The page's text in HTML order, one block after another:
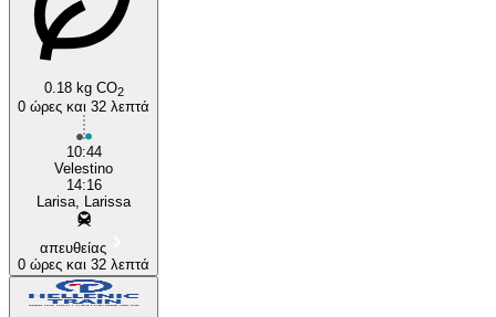
0.18 kg CO2
0 ώρες και 32 λεπτά
10:44
Velestino
14:16
Larisa, Larissa
απευθείας
0 ώρες και 32 λεπτά